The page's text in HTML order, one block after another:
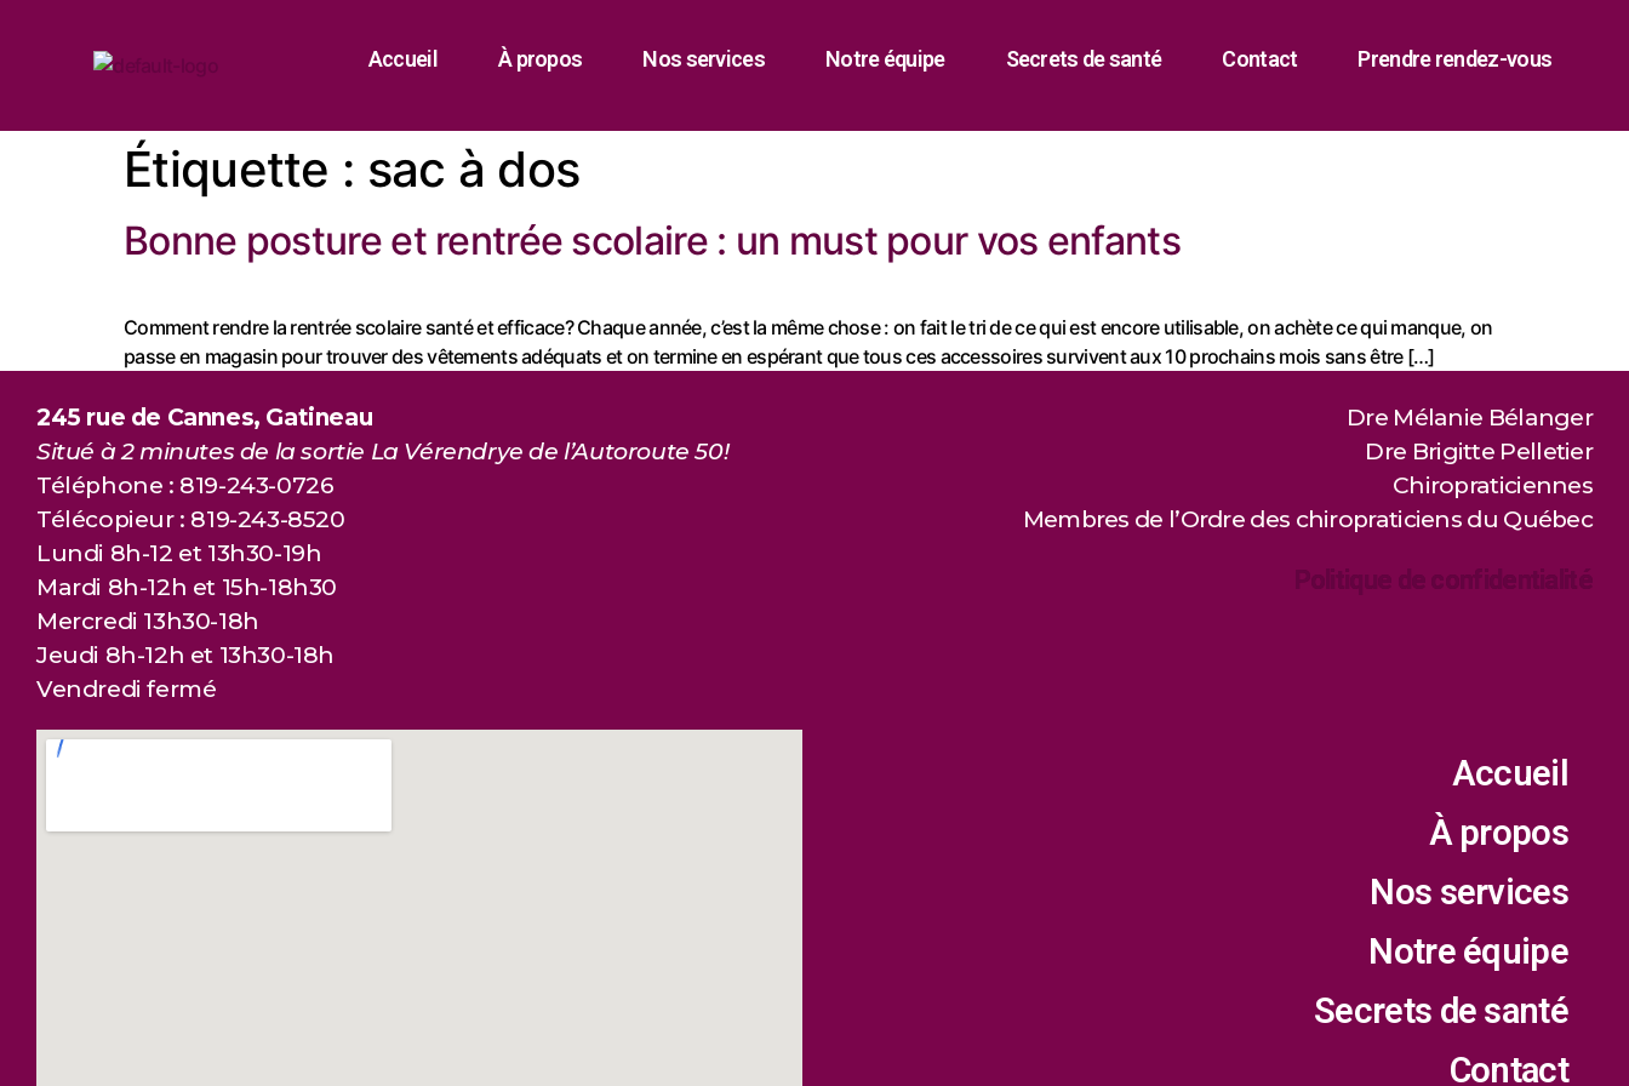
Accueil À propos Nos services Notre équipe Secrets de santé Contact Prendre rendez-vous
Étiquette : sac à dos
Bonne posture et rentrée scolaire : un must pour vos enfants
Comment rendre la rentrée scolaire santé et efficace? Chaque année, c’est la même chose : on fait le tri de ce qui est encore utilisable, on achète ce qui manque, on
passe en magasin pour trouver des vêtements adéquats et on termine en espérant que tous ces accessoires survivent aux 10 prochains mois sans être […]
245 rue de Cannes, Gatineau
Situé à 2 minutes de la sortie La Vérendrye de l’Autoroute 50!
Téléphone : 819-243-0726
Télécopieur : 819-243-8520
Lundi 8h-12 et 13h30-19h
Mardi 8h-12h et 15h-18h30
Mercredi 13h30-18h
Jeudi 8h-12h et 13h30-18h
Vendredi fermé
Dre Mélanie Bélanger
Dre Brigitte Pelletier
Chiropraticiennes
Membres de l’Ordre des chiropraticiens du Québec
Politique de confidentialité
Accueil
À propos
Nos services
Notre équipe
Secrets de santé
Contact